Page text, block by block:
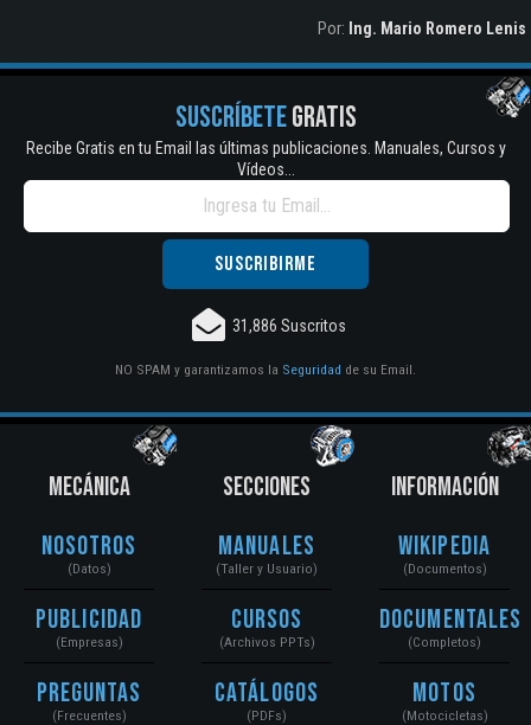
Por: Ing. Mario Romero Lenis
SUSCRÍBETEGRATIS
Recibe Gratis en tu Email las últimas publicaciones. Manuales, Cursos y
Vídeos...
31,886 Suscritos
NO SPAM y garantizamos la Seguridad de su Email.
MECÁNICA
Nosotros
(Datos)
Publicidad
(Empresas)
Preguntas
(Frecuentes)
SECCIONES
Manuales
(Taller y Usuario)
Cursos
(Archivos PPTs)
Catálogos
(PDFs)
INFORMACIÓN
Wikipedia
(Documentos)
Documentales
(Completos)
Motos
(Motocicletas)